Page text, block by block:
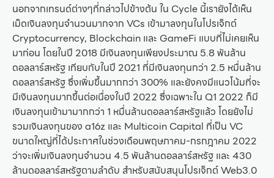
นอกจากเทรนด์ต่างๆที่กล่าวไปข้างต้น ใน Cycle นี้เรายังได้เห็น
เม็ดเงินลงทุนจำนวนมากจาก VCs เข้ามาลงทุนในโปรเจ็กต์
Cryptocurrency, Blockchain และ GameFi แบบที่ไม่เคยเห็น
มาก่อน โดยในปี 2018 มีเงินลงทุนเพียงประมาณ 5.8 พันล้าน
ดอลลาร์สหรัฐ เทียบกับในปี 2021 ที่มีเงินลงทุนกว่า 2.5 หมื่นล้าน
ดอลลาร์สหรัฐ ซึ่งเพิ่มขึ้นมากกว่า 300% และยังคงมีแนวโน้มที่จะ
มีเงินลงทุนมากขึ้นต่อเนื่องในปี 2022 ซึ่งเฉพาะใน Q1 2022 ก็มี
เงินลงทุนเข้ามามากกว่า 1 หมื่นล้านดอลลาร์สหรัฐแล้ว โดยยังไม่
รวมเงินลงทุนของ a16z และ Multicoin Capital ที่เป็น VC
ขนาดใหญ่ที่ได้ประกาศในช่วงเดือนพฤษภาคม-กรกฎาคม 2022
ว่าจะเพิ่มเงินลงทุนจำนวน 4.5 พันล้านดอลลาร์สหรัฐ และ 430
ล้านดอลลาร์สหรัฐตามลำดับ สำหรับสนับสนุนโปรเจ็กต์ Web3.0